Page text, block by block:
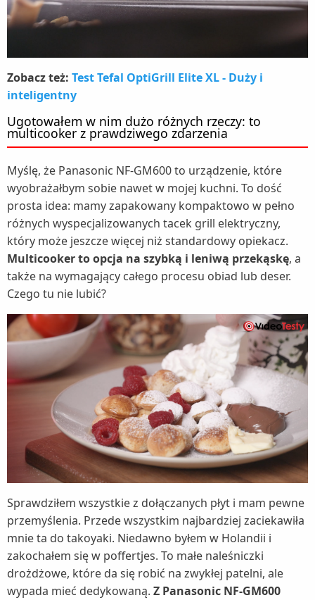
Zobacz też: Test Tefal OptiGrill Elite XL - Duży i
inteligentny
Ugotowałem w nim dużo różnych rzeczy: to
multicooker z prawdziwego zdarzenia
Myślę, że Panasonic NF-GM600 to urządzenie, które
wyobrażałbym sobie nawet w mojej kuchni. To dość
prosta idea: mamy zapakowany kompaktowo w pełno
różnych wyspecjalizowanych tacek grill elektryczny,
który może jeszcze więcej niż standardowy opiekacz.
Multicooker to opcja na szybką i leniwą przekąskę, a
także na wymagający całego procesu obiad lub deser.
Czego tu nie lubić?
Sprawdziłem wszystkie z dołączanych płyt i mam pewne
przemyślenia. Przede wszystkim najbardziej zaciekawiła
mnie ta do takoyaki. Niedawno byłem w Holandii i
zakochałem się w poffertjes. To małe naleśniczki
drożdżowe, które da się robić na zwykłej patelni, ale
wypada mieć dedykowaną. Z Panasonic NF-GM600